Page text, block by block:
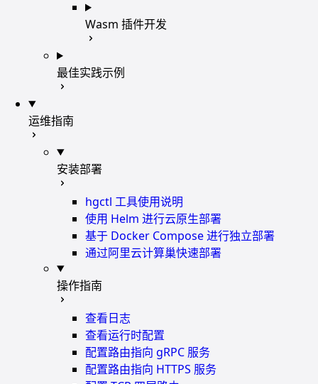
Wasm 插件开发
最佳实践示例
运维指南
安装部署
hgctl 工具使用说明
使用 Helm 进行云原生部署
基于 Docker Compose 进行独立部署
通过阿里云计算巢快速部署
操作指南
查看日志
查看运行时配置
配置路由指向 gRPC 服务
配置路由指向 HTTPS 服务